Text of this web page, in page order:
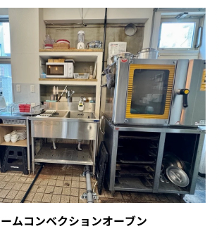
ムコンベクションオーブン